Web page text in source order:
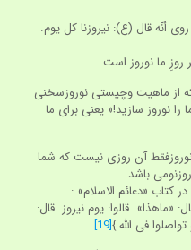
أنّه قال (ع): نیروزنا کل یوم.
ما نوروز است.
از ماهیت وچیستی نوروزسخنی
را نوروز سازید!« یعنی برای ما
آن روزی نیست که شما
باشد.
«ماهذا». قالوا: یوم نیروز. قال:
فی اللّه.}[19]